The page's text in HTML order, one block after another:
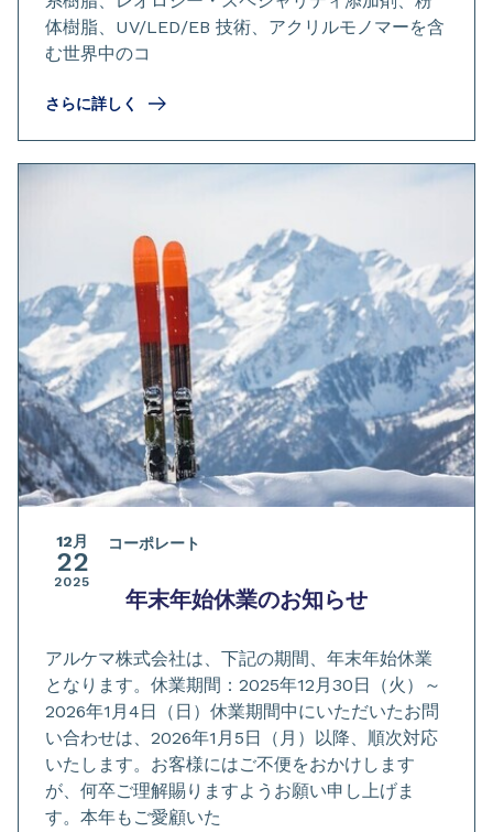
体樹脂、UV/LED/EB 技術、アクリルモノマーを含
む世界中のコ
さらに詳しく
12月
22
2025
コーポレート
年末年始休業のお知らせ
アルケマ株式会社は、下記の期間、年末年始休業
となります。休業期間：2025年12月30日（火）～
2026年1月4日（日）休業期間中にいただいたお問
い合わせは、2026年1月5日（月）以降、順次対応
いたします。お客様にはご不便をおかけします
が、何卒ご理解賜りますようお願い申し上げま
す。本年もご愛顧いた